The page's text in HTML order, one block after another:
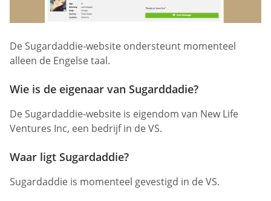
De Sugardaddie-website ondersteunt momenteel
alleen de Engelse taal.
Wie is de eigenaar van Sugarddadie?
De Sugardaddie-website is eigendom van New Life
Ventures Inc, een bedrijf in de VS.
Waar ligt Sugardaddie?
Sugardaddie is momenteel gevestigd in de VS.